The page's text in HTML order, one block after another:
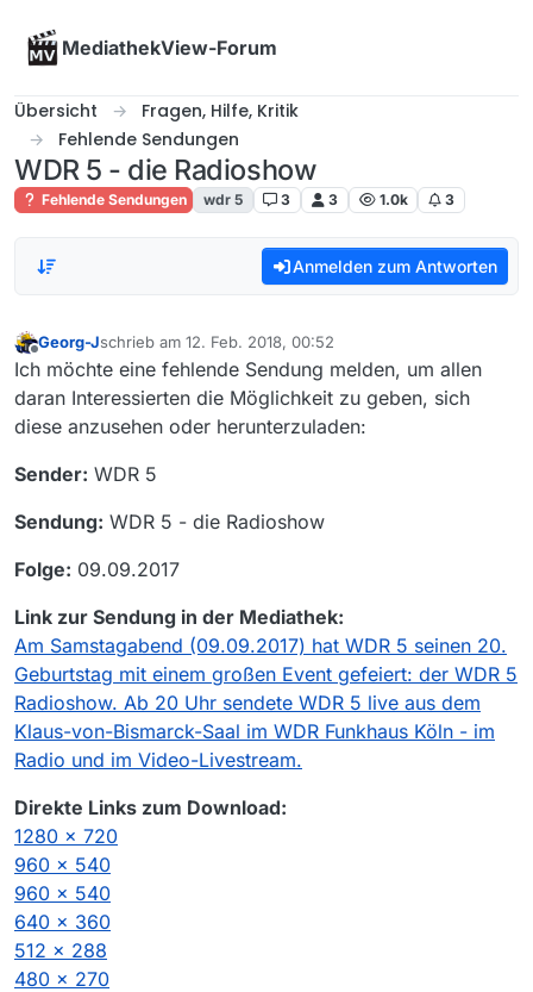
MediathekView-Forum
Übersicht
Fragen, Hilfe, Kritik
Fehlende Sendungen
WDR 5 - die Radioshow
Fehlende Sendungen wdr 5 3 3 1.0k 3
Anmelden zum Antworten
Offline
Georg-Jschrieb am 12. Feb. 2018, 00:52
zuletzt editiert von
Ich möchte eine fehlende Sendung melden, um allen
daran Interessierten die Möglichkeit zu geben, sich
diese anzusehen oder herunterzuladen:
Sender: WDR 5
Sendung: WDR 5 - die Radioshow
Folge: 09.09.2017
Link zur Sendung in der Mediathek:
Am Samstagabend (09.09.2017) hat WDR 5 seinen 20.
Geburtstag mit einem großen Event gefeiert: der WDR 5
Radioshow. Ab 20 Uhr sendete WDR 5 live aus dem
Klaus-von-Bismarck-Saal im WDR Funkhaus Köln - im
Radio und im Video-Livestream.
Direkte Links zum Download:
1280 x 720
960 x 540
960 x 540
640 x 360
512 x 288
480 x 270